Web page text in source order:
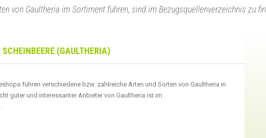
von Gaultheria im Sortiment führen, sind im Bezugsquellenverzeichnis zu
(GAULTHERIA)
führen verschiedene bzw. zahlreiche Arten und Sorten von Gaultheria in
guter und interessanter Anbieter von Gaultheria ist im